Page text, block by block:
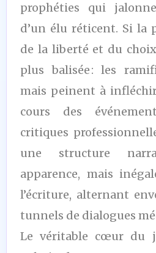
prophéties qui
d’un élu réticent. Si la
de la liberté et du
plus balisée : les
mais peinent à
cours des
critiques
une structure
apparence, mais
l’écriture, alternant
tunnels de dialogues
Le véritable cœur du